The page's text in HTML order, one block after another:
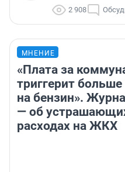
2 908
МНЕНИЕ
«Плата за
триггерит больше
на бензин».
— об
расходах на ЖКХ